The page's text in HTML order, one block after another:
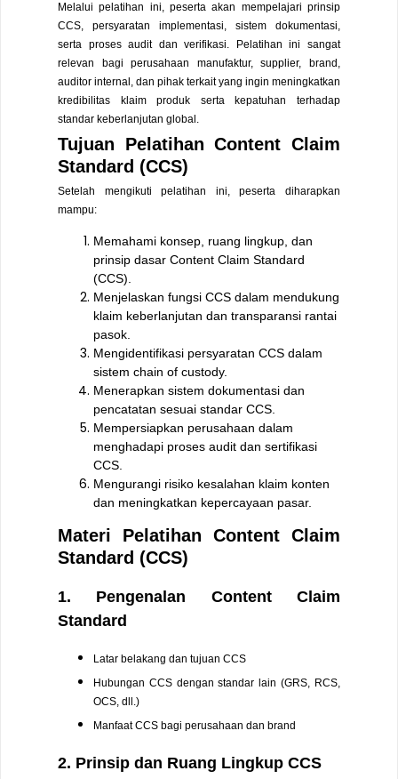
Melalui pelatihan ini, peserta akan mempelajari prinsip
CCS, persyaratan implementasi, sistem dokumentasi,
serta proses audit dan verifikasi. Pelatihan ini sangat
relevan bagi perusahaan manufaktur, supplier, brand,
auditor internal, dan pihak terkait yang ingin meningkatkan
kredibilitas klaim produk serta kepatuhan terhadap
standar keberlanjutan global.
Tujuan Pelatihan Content Claim
Standard (CCS)
Setelah mengikuti pelatihan ini, peserta diharapkan
mampu:
Memahami konsep, ruang lingkup, dan
prinsip dasar Content Claim Standard
(CCS).
Menjelaskan fungsi CCS dalam mendukung
klaim keberlanjutan dan transparansi rantai
pasok.
Mengidentifikasi persyaratan CCS dalam
sistem chain of custody.
Menerapkan sistem dokumentasi dan
pencatatan sesuai standar CCS.
Mempersiapkan perusahaan dalam
menghadapi proses audit dan sertifikasi
CCS.
Mengurangi risiko kesalahan klaim konten
dan meningkatkan kepercayaan pasar.
Materi Pelatihan Content Claim
Standard (CCS)
1. Pengenalan Content Claim
Standard
Latar belakang dan tujuan CCS
Hubungan CCS dengan standar lain (GRS, RCS,
OCS, dll.)
Manfaat CCS bagi perusahaan dan brand
2. Prinsip dan Ruang Lingkup CCS